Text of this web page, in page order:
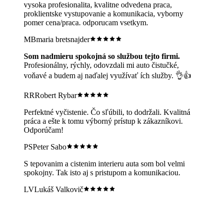
vysoka profesionalita, kvalitne odvedena praca,
proklientske vystupovanie a komunikacia, vyborny
pomer cena/praca. odporucam vsetkym.
MBmaria bretsnajder
Som nadmieru spokojná so službou tejto firmi.
Profesionálny, rýchly, odovzdali mi auto čistučké,
voňavé a budem aj naďalej využívať ích služby. 👌👍
RRRobert Rybar
Perfektné vyčistenie. Čo sľúbili, to dodržali. Kvalitná
práca a ešte k tomu výborný prístup k zákazníkovi.
Odporúčam!
PSPeter Sabo
S tepovanim a cistenim interieru auta som bol velmi
spokojny. Tak isto aj s pristupom a komunikaciou.
LVLukáš Valkovič